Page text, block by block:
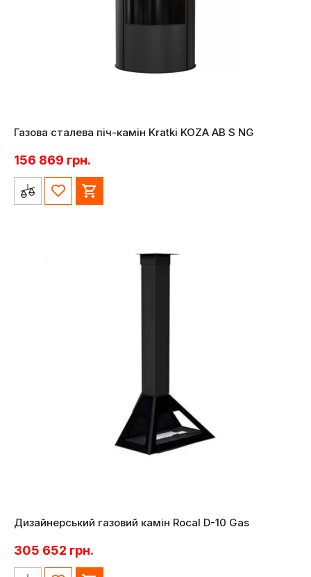
Газова сталева піч-камін Kratki KOZA AB S NG
156 869 грн.
Дизайнерський газовий камін Rocal D-10 Gas
305 652 грн.